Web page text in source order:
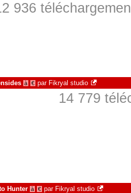
936
à € par Fikryal studio
14 779
Hunter à € par Fikryal studio